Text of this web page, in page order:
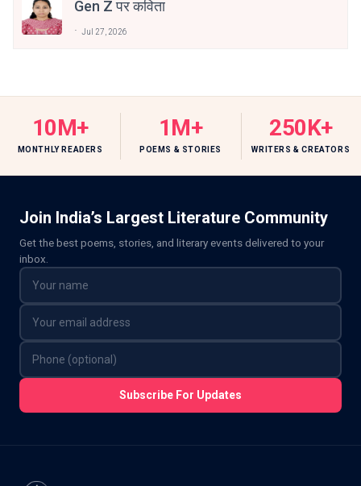
Gen Z पर कविता
Jul 27, 2026
10M+
MONTHLY READERS
1M+
POEMS & STORIES
250K+
WRITERS & CREATORS
Join India’s Largest Literature Community
Get the best poems, stories, and literary events delivered to your
inbox.
Subscribe For Updates